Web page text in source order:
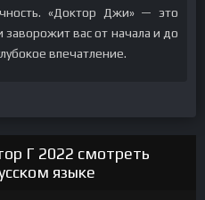
«Доктор Джи» — это
вас от начала и до
впечатление.
Г 2022 смотреть
языке